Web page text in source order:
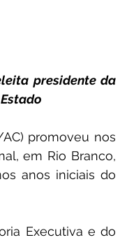
Plano de contingência
presidente da
promoveu nos
em Rio Branco,
anos iniciais do
Executiva e do